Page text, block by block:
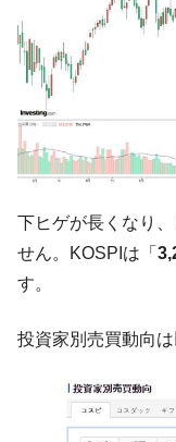
『Money1』
韓国
ル」まで拡大 ⇒ 海
『Money1』
韓
い「50.5％」に上昇
『Money1』
韓
た ⇒ 国家が行った
『Money1』
韓国
動」
『Money1』
『Money1』
韓国
『Money1』
【米
ン』1人当たり賠償
下ヒゲが長くなり
せん。KOSPIは「
す。
投資家別売買動向は